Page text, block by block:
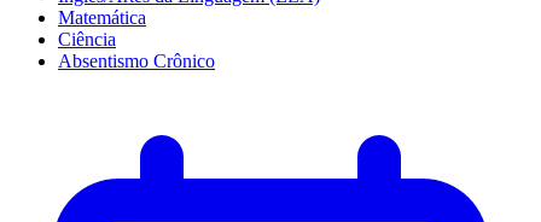
Matemática
Ciência
Absentismo Crônico